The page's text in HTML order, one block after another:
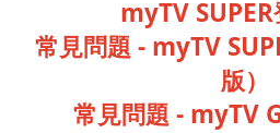
myTV
常見問題 - myTV
版）
常見問題 - myTV